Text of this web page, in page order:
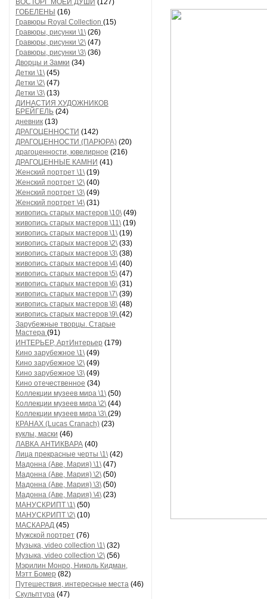
ВОСТОРГ МОЕЙ ДУШИ (127)
ГОБЕЛЕНЫ (16)
Гравюры Royal Collection (15)
Гравюры, рисунки \1\(26)
Гравюры, рисунки \2\(47)
Гравюры, рисунки \3\(36)
Дворцы и Замки (34)
Детки \1\(45)
Детки \2\(47)
Детки \3\(13)
ДИНАСТИЯ ХУДОЖНИКОВ
БРЕЙГЕЛЬ (24)
дневник (13)
ДРАГОЦЕННОСТИ (142)
ДРАГОЦЕННОСТИ (ПАРЮРА) (20)
драгоценности, ювелирное (216)
ДРАГОЦЕННЫЕ КАМНИ (41)
Женский портрет \1\(19)
Женский портрет \2\(40)
Женский портрет \3\(49)
Женский портрет \4\(31)
живопись старых мастеров \10\(49)
живопись старых мастеров \11\(19)
живопись старых мастеров \1\(19)
живопись старых мастеров \2\(33)
живопись старых мастеров \3\(38)
живопись старых мастеров \4\(40)
живопись старых мастеров \5\(47)
живопись старых мастеров \6\(31)
живопись старых мастеров \7\(39)
живопись старых мастеров \8\(48)
живопись старых мастеров \9\(42)
Зарубежные творцы. Старые
Мастера (91)
ИНТЕРЬЕР, АртИнтерьер (179)
Кино зарубежное \1\(49)
Кино зарубежное \2\(49)
Кино зарубежное \3\(49)
Кино отечественное (34)
Коллекции музеев мира \1\(50)
Коллекции музеев мира \2\(44)
Коллекции музеев мира \3\(29)
КРАНАХ (Lucas Cranach) (23)
куклы, маски (46)
ЛАВКА АНТИКВАРА (40)
Лица прекрасные черты \1\(42)
Мадонна (Аве, Мария) \1\(47)
Мадонна (Аве, Мария) \2\(50)
Мадонна (Аве, Мария) \3\(50)
Мадонна (Аве, Мария) \4\(23)
МАНУСКРИПТ \1\(50)
МАНУСКРИПТ \2\(10)
МАСКАРАД (45)
Мужской портрет (76)
Музыка, video collection \1\(32)
Музыка, video collection \2\(56)
Мэрилин Монро, Николь Кидман,
Мэтт Бомер (82)
Путешествия, интересные места (46)
Скульптура (47)